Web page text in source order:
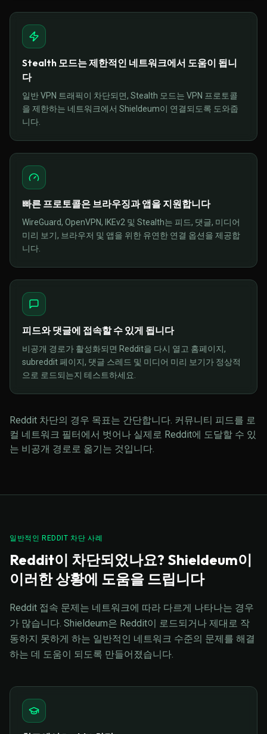
Stealth 모드는 제한적인 네트워크에서 도움이 됩니
다
일반 VPN 트래픽이 차단되면, Stealth 모드는 VPN 프로토콜
을 제한하는 네트워크에서 Shieldeum이 연결되도록 도와줍
니다.
빠른 프로토콜은 브라우징과 앱을 지원합니다
WireGuard, OpenVPN, IKEv2 및 Stealth는 피드, 댓글, 미디어
미리 보기, 브라우저 및 앱을 위한 유연한 연결 옵션을 제공합
니다.
피드와 댓글에 접속할 수 있게 됩니다
비공개 경로가 활성화되면 Reddit을 다시 열고 홈페이지,
subreddit 페이지, 댓글 스레드 및 미디어 미리 보기가 정상적
으로 로드되는지 테스트하세요.
Reddit 차단의 경우 목표는 간단합니다. 커뮤니티 피드를 로
컬 네트워크 필터에서 벗어나 실제로 Reddit에 도달할 수 있
는 비공개 경로로 옮기는 것입니다.
일반적인 REDDIT 차단 사례
Reddit이 차단되었나요? Shieldeum이
이러한 상황에 도움을 드립니다
Reddit 접속 문제는 네트워크에 따라 다르게 나타나는 경우
가 많습니다. Shieldeum은 Reddit이 로드되거나 제대로 작
동하지 못하게 하는 일반적인 네트워크 수준의 문제를 해결
하는 데 도움이 되도록 만들어졌습니다.